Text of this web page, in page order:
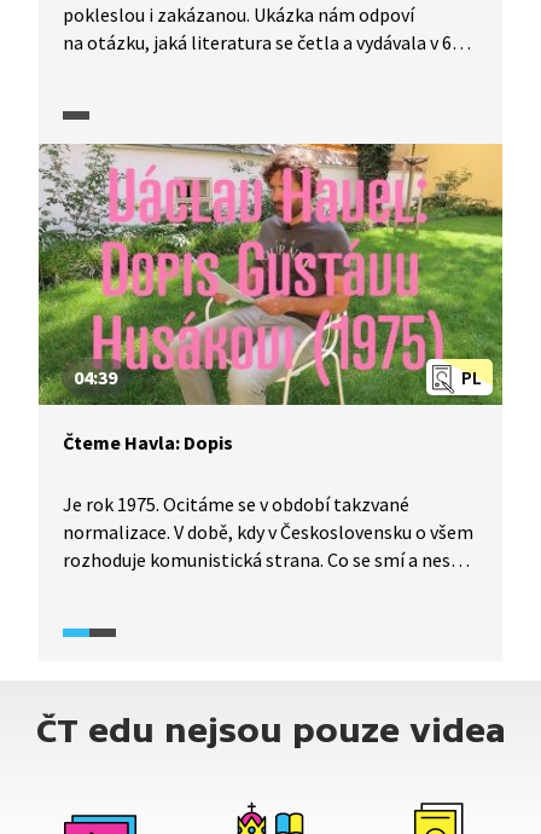
pokleslou i zakázanou. Ukázka nám odpoví
na otázku, jaká literatura se četla a vydávala v 60.
a literatura se postupně rozpadla na několik
proudů. Také se dozvíme, co byly v té době
oblíbené knižní čtvrtky.
PL
04:39
Čteme Havla: Dopis
Je rok 1975. Ocitáme se v období takzvané
normalizace. V době, kdy v Československu o všem
rozhoduje komunistická strana. Co se smí a nesmí
a jeho hry se nesmí hrát, ani vydávat knižně. V té
čem píše? Poslechněte si Dopis v podání herce
Lukáše Jůzy. Video vzniklo v produkci Knihovny
ČT edu nejsou pouze videa